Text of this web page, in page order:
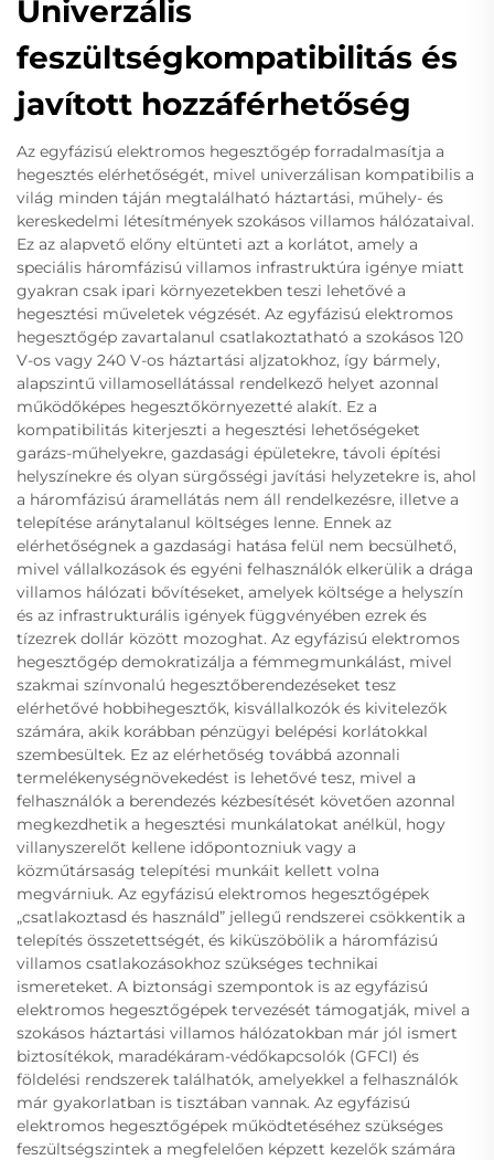
Univerzális
feszültségkompatibilitás és
javított hozzáférhetőség
Az egyfázisú elektromos hegesztőgép forradalmasítja a
hegesztés elérhetőségét, mivel univerzálisan kompatibilis a
világ minden táján megtalálható háztartási, műhely- és
kereskedelmi létesítmények szokásos villamos hálózataival.
Ez az alapvető előny eltünteti azt a korlátot, amely a
speciális háromfázisú villamos infrastruktúra igénye miatt
gyakran csak ipari környezetekben teszi lehetővé a
hegesztési műveletek végzését. Az egyfázisú elektromos
hegesztőgép zavartalanul csatlakoztatható a szokásos 120
V-os vagy 240 V-os háztartási aljzatokhoz, így bármely,
alapszintű villamosellátással rendelkező helyet azonnal
működőképes hegesztőkörnyezetté alakít. Ez a
kompatibilitás kiterjeszti a hegesztési lehetőségeket
garázs-műhelyekre, gazdasági épületekre, távoli építési
helyszínekre és olyan sürgősségi javítási helyzetekre is, ahol
a háromfázisú áramellátás nem áll rendelkezésre, illetve a
telepítése aránytalanul költséges lenne. Ennek az
elérhetőségnek a gazdasági hatása felül nem becsülhető,
mivel vállalkozások és egyéni felhasználók elkerülik a drága
villamos hálózati bővítéseket, amelyek költsége a helyszín
és az infrastrukturális igények függvényében ezrek és
tízezrek dollár között mozoghat. Az egyfázisú elektromos
hegesztőgép demokratizálja a fémmegmunkálást, mivel
szakmai színvonalú hegesztőberendezéseket tesz
elérhetővé hobbihegesztők, kisvállalkozók és kivitelezők
számára, akik korábban pénzügyi belépési korlátokkal
szembesültek. Ez az elérhetőség továbbá azonnali
termelékenységnövekedést is lehetővé tesz, mivel a
felhasználók a berendezés kézbesítését követően azonnal
megkezdhetik a hegesztési munkálatokat anélkül, hogy
villanyszerelőt kellene időpontozniuk vagy a
közműtársaság telepítési munkáit kellett volna
megvárniuk. Az egyfázisú elektromos hegesztőgépek
„csatlakoztasd és használd” jellegű rendszerei csökkentik a
telepítés összetettségét, és kiküszöbölik a háromfázisú
villamos csatlakozásokhoz szükséges technikai
ismereteket. A biztonsági szempontok is az egyfázisú
elektromos hegesztőgépek tervezését támogatják, mivel a
szokásos háztartási villamos hálózatokban már jól ismert
biztosítékok, maradékáram-védőkapcsolók (GFCI) és
földelési rendszerek találhatók, amelyekkel a felhasználók
már gyakorlatban is tisztában vannak. Az egyfázisú
elektromos hegesztőgépek működtetéséhez szükséges
feszültségszintek a megfelelően képzett kezelők számára